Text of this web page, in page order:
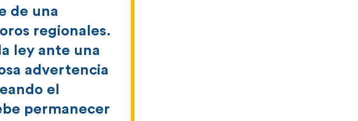
de una
regionales.
ley ante una
advertencia
el
permanecer